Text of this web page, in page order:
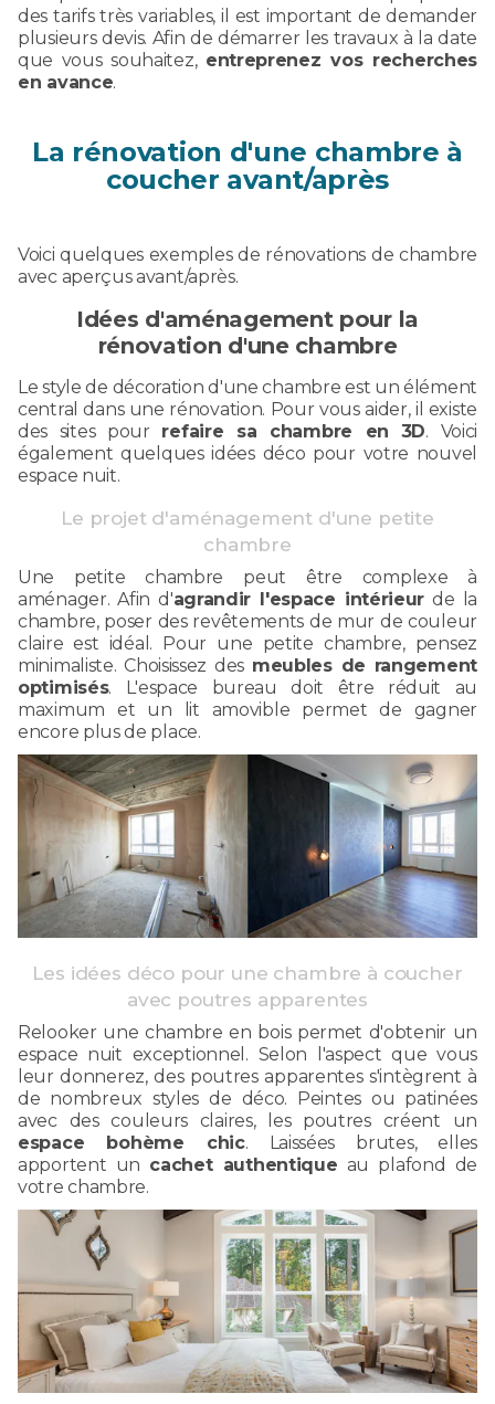
des tarifs très variables, il est important de demander
plusieurs devis. Afin de démarrer les travaux à la date
que vous souhaitez, entreprenez vos recherches
en avance.
La rénovation d'une chambre à
coucher avant/après
Voici quelques exemples de rénovations de chambre
avec aperçus avant/après.
Idées d'aménagement pour la
rénovation d'une chambre
Le style de décoration d'une chambre est un élément
central dans une rénovation. Pour vous aider, il existe
des sites pour refaire sa chambre en 3D. Voici
également quelques idées déco pour votre nouvel
espace nuit.
Le projet d'aménagement d'une petite
chambre
Une petite chambre peut être complexe à
aménager. Afin d'agrandir l'espace intérieur de la
chambre, poser des revêtements de mur de couleur
claire est idéal. Pour une petite chambre, pensez
minimaliste. Choisissez des meubles de rangement
optimisés. L'espace bureau doit être réduit au
maximum et un lit amovible permet de gagner
encore plus de place.
Les idées déco pour une chambre à coucher
avec poutres apparentes
Relooker une chambre en bois permet d'obtenir un
espace nuit exceptionnel. Selon l'aspect que vous
leur donnerez, des poutres apparentes s'intègrent à
de nombreux styles de déco. Peintes ou patinées
avec des couleurs claires, les poutres créent un
espace bohème chic. Laissées brutes, elles
apportent un cachet authentique au plafond de
votre chambre.